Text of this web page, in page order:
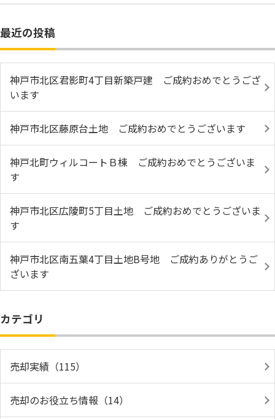
最近の投稿
神戸市北区君影町4丁目新築戸建 ご成約おめでとうござ
います
神戸市北区藤原台土地 ご成約おめでとうございます
神戸北町ウィルコートＢ棟 ご成約おめでとうございま
す
神戸市北区広陵町5丁目土地 ご成約おめでとうございま
す
神戸市北区南五葉4丁目土地B号地 ご成約ありがとうご
ざいます
カテゴリ
売却実績（115）
売却のお役立ち情報（14）